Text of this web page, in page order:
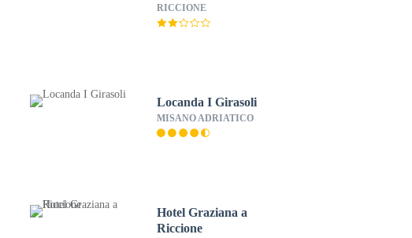
RICCIONE
Locanda I Girasoli
MISANO ADRIATICO
Hotel Graziana a
Riccione